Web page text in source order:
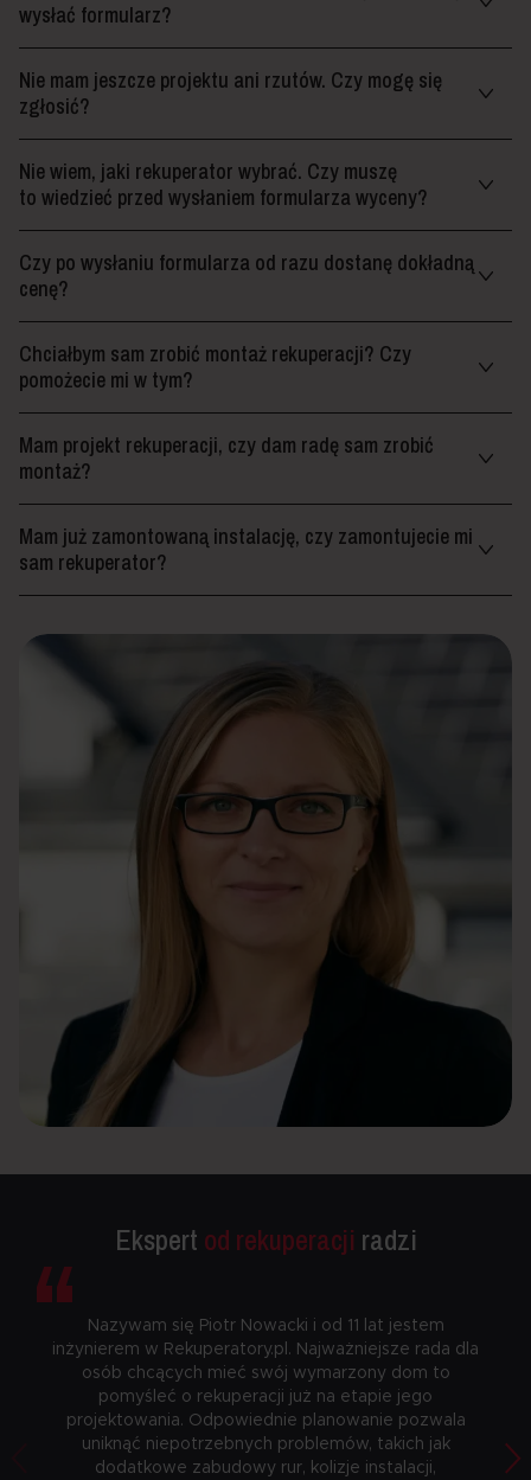
wysłać formularz?
Nie mam jeszcze projektu ani rzutów. Czy mogę się
zgłosić?
Nie wiem, jaki rekuperator wybrać. Czy muszę
to wiedzieć przed wysłaniem formularza wyceny?
Czy po wysłaniu formularza od razu dostanę dokładną
cenę?
Chciałbym sam zrobić montaż rekuperacji? Czy
pomożecie mi w tym?
Mam projekt rekuperacji, czy dam radę sam zrobić
montaż?
Mam już zamontowaną instalację, czy zamontujecie mi
sam rekuperator?
Ekspert od rekuperacji radzi
“
Nazywam się Piotr Nowacki i od 11 lat jestem
inżynierem w Rekuperatory.pl. Najważniejsze rada dla
osób chcących mieć swój wymarzony dom to
pomyśleć o rekuperacji już na etapie jego
projektowania. Odpowiednie planowanie pozwala
uniknąć niepotrzebnych problemów, takich jak
dodatkowe zabudowy rur, kolizje instalacji,